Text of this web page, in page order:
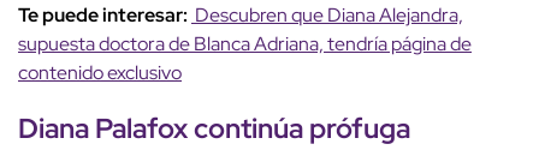
Te puede interesar: Descubren que Diana Alejandra,
supuesta doctora de Blanca Adriana, tendría página de
contenido exclusivo
Diana Palafoxcontinúaprófuga